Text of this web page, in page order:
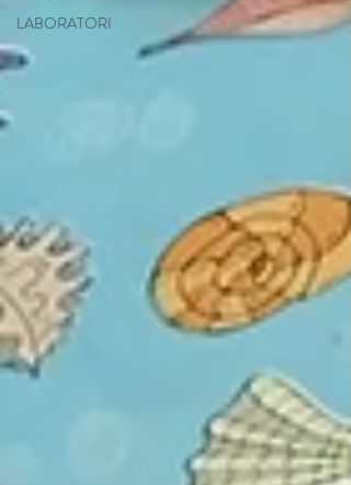
LABORATORI